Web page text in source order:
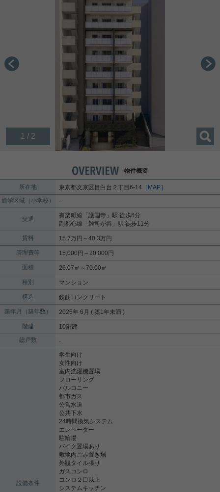
1 / 2
物件概要
所在地 東京都文京区 目白台 ２丁目6-14 ［MAP］
通学区域（小学校）
-
交通 有楽町線 「護国寺 」駅 徒歩6分
副都心線 「雑司が谷 」駅 徒歩11分
賃料 15.7万円～40.3万円
管理費等 15,000円～20,000円
面積 26.07㎡～70.00㎡
種別 マンション
構造 鉄筋コンクリート
築年月（築年数） 2026年 6月 ( 築1年未満 )
階建
10階建
総戸数
-
設備条件
学生向け
女性向け
室内洗濯機置場
フローリング
バルコニー
都市ガス
公営水道
公共下水
24時間換気システム
エレベーター
駐輪場
バイク置場あり
敷地内ごみ置き場
外観タイル張り
ガスコンロ
コンロ２口以上
システムキッチン